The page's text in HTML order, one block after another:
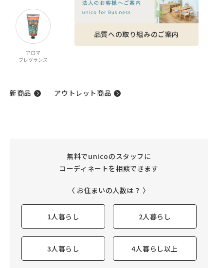
品質への取り組みのご案内
アロマ
フレグランス
新商品 アウトレット商品
無料でunicoのスタッフに
コーディネートを相談できます
〈 お住まいの人数は？ 〉
1人暮らし 2人暮らし
3人暮らし 4人暮らし以上